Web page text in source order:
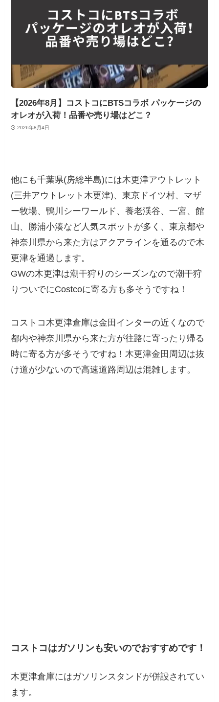
【2026年8月】コストコにBTSコラボ パッケージの
オレオが入荷！品番や売り場はどこ？
2026年8月4日
他にも千葉県(房総半島)には木更津アウトレット
(三井アウトレット木更津)、東京ドイツ村、マザ
ー牧場、鴨川シーワールド、養老渓谷、一宮、館
山、勝浦小湊など人気スポットが多く、東京都や
神奈川県から来た方はアクアラインを通るので木
更津を通過します。
GWの木更津は潮干狩りのシーズンなので潮干狩
りついでにCostcoに寄る方も多そうですね！
コストコ木更津倉庫は金田インターの近くなので
都内や神奈川県から来た方が往路に寄ったり帰る
時に寄る方が多そうですね！木更津金田周辺は抜
け道が少ないので高速道路周辺は混雑します。
コストコはガソリンも安いのでおすすめです！
木更津倉庫にはガソリンスタンドが併設されてい
ます。